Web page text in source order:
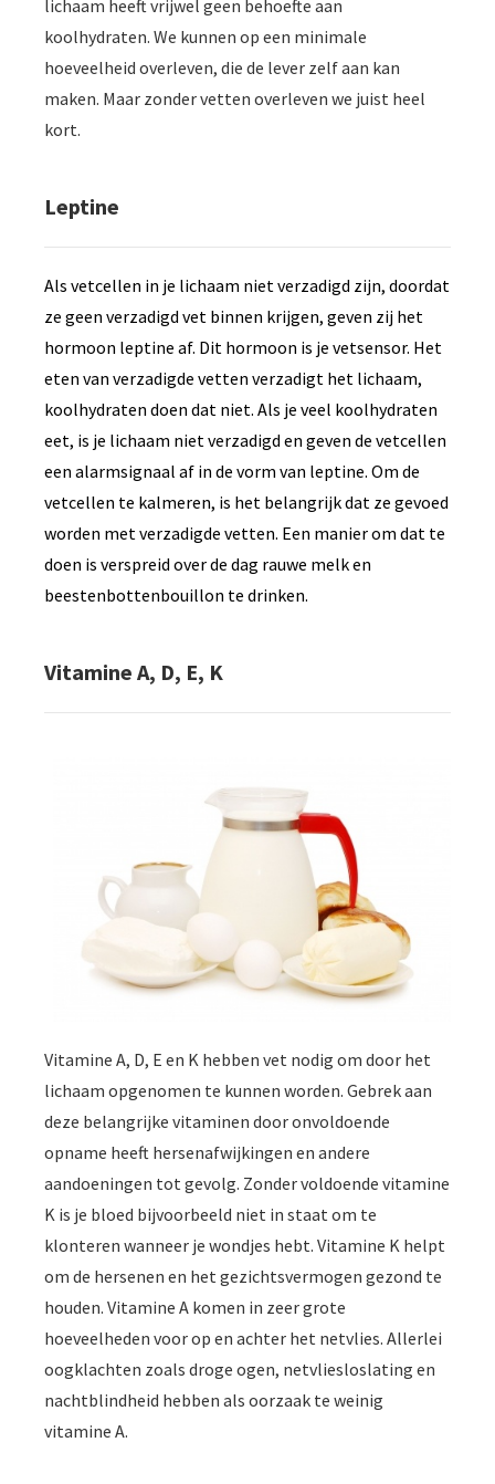
lichaam heeft vrijwel geen behoefte aan
koolhydraten. We kunnen op een minimale
hoeveelheid overleven, die de lever zelf aan kan
maken. Maar zonder vetten overleven we juist heel
kort.
Leptine
Als vetcellen in je lichaam niet verzadigd zijn, doordat
ze geen verzadigd vet binnen krijgen, geven zij het
hormoon leptine af. Dit hormoon is je vetsensor. Het
eten van verzadigde vetten verzadigt het lichaam,
koolhydraten doen dat niet. Als je veel koolhydraten
eet, is je lichaam niet verzadigd en geven de vetcellen
een alarmsignaal af in de vorm van leptine. Om de
vetcellen te kalmeren, is het belangrijk dat ze gevoed
worden met verzadigde vetten. Een manier om dat te
doen is verspreid over de dag rauwe melk en
beestenbottenbouillon te drinken.
Vitamine A, D, E, K
Vitamine A, D, E en K hebben vet nodig om door het
lichaam opgenomen te kunnen worden. Gebrek aan
deze belangrijke vitaminen door onvoldoende
opname heeft hersenafwijkingen en andere
aandoeningen tot gevolg. Zonder voldoende vitamine
K is je bloed bijvoorbeeld niet in staat om te
klonteren wanneer je wondjes hebt. Vitamine K helpt
om de hersenen en het gezichtsvermogen gezond te
houden. Vitamine A komen in zeer grote
hoeveelheden voor op en achter het netvlies. Allerlei
oogklachten zoals droge ogen, netvliesloslating en
nachtblindheid hebben als oorzaak te weinig
vitamine A.